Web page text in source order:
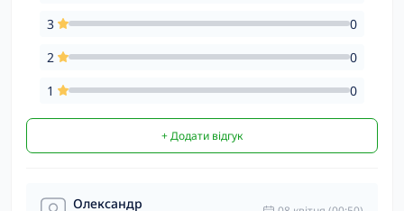
3
0
2
0
1
0
+ Додати відгук
Олександр